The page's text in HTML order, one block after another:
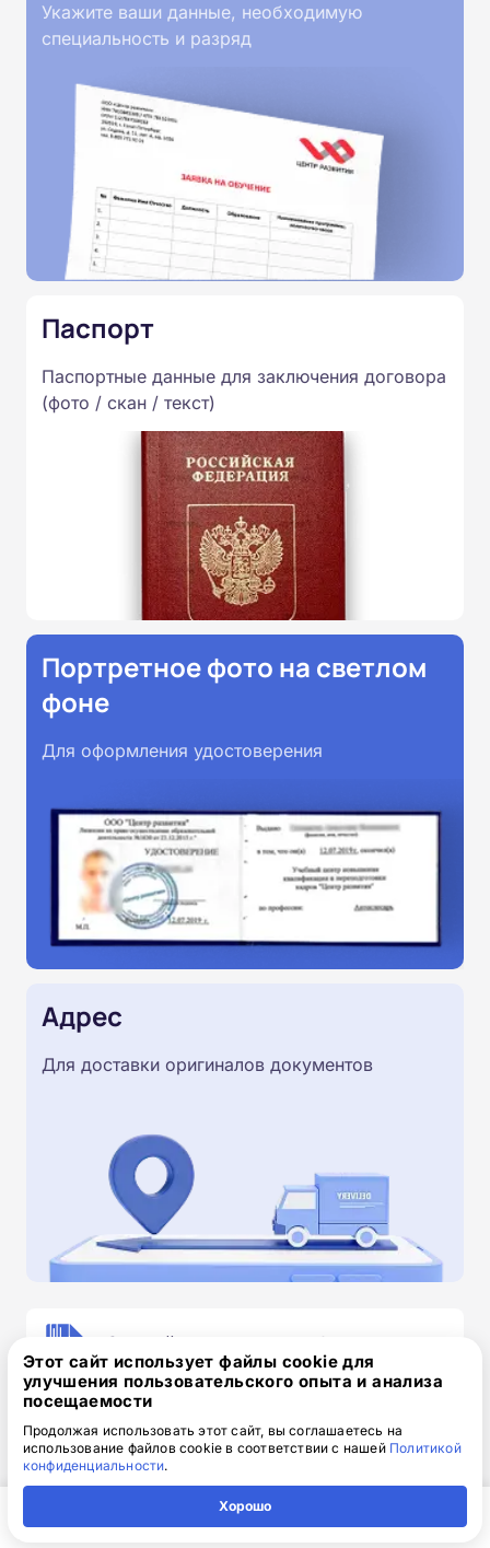
Укажите ваши данные, необходимую
специальность и разряд
Паспорт
Паспортные данные для заключения договора
(фото / скан / текст)
Портретное фото на светлом
фоне
Для оформления удостоверения
Адрес
Для доставки оригиналов документов
Скачайте заявку на обучение
.doc, 32.52 Кб
Скачайте шаблон, заполните и отправьте по
электронной почтеinfo@1-academy.ru.
Обязательно укажите контактный номер телефон.
Наш специалист свяжется с вами и утонит все
Этот сайт использует файлы cookie для
улучшения пользовательского опыта и анализа
посещаемости
Продолжая использовать этот сайт, вы соглашаетесь на
использование файлов cookie в соответствии с нашей Политикой
конфиденциальности.
Хорошо